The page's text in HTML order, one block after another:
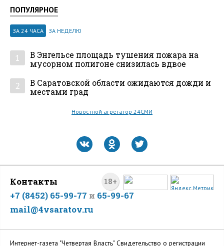
ПОПУЛЯРНОЕ
ЗА 24 ЧАСА ЗА НЕДЕЛЮ
1
В Энгельсе площадь тушения пожара на
мусорном полигоне снизилась вдвое
2
В Саратовской области ожидаются дожди и
местами град
Новостной агрегатор 24СМИ
18+
Контакты
+7 (8452) 65-99-77 и 65-99-67
mail@4vsaratov.ru
Интернет-газета "Четвертая Власть" Cвидетельство о регистрации